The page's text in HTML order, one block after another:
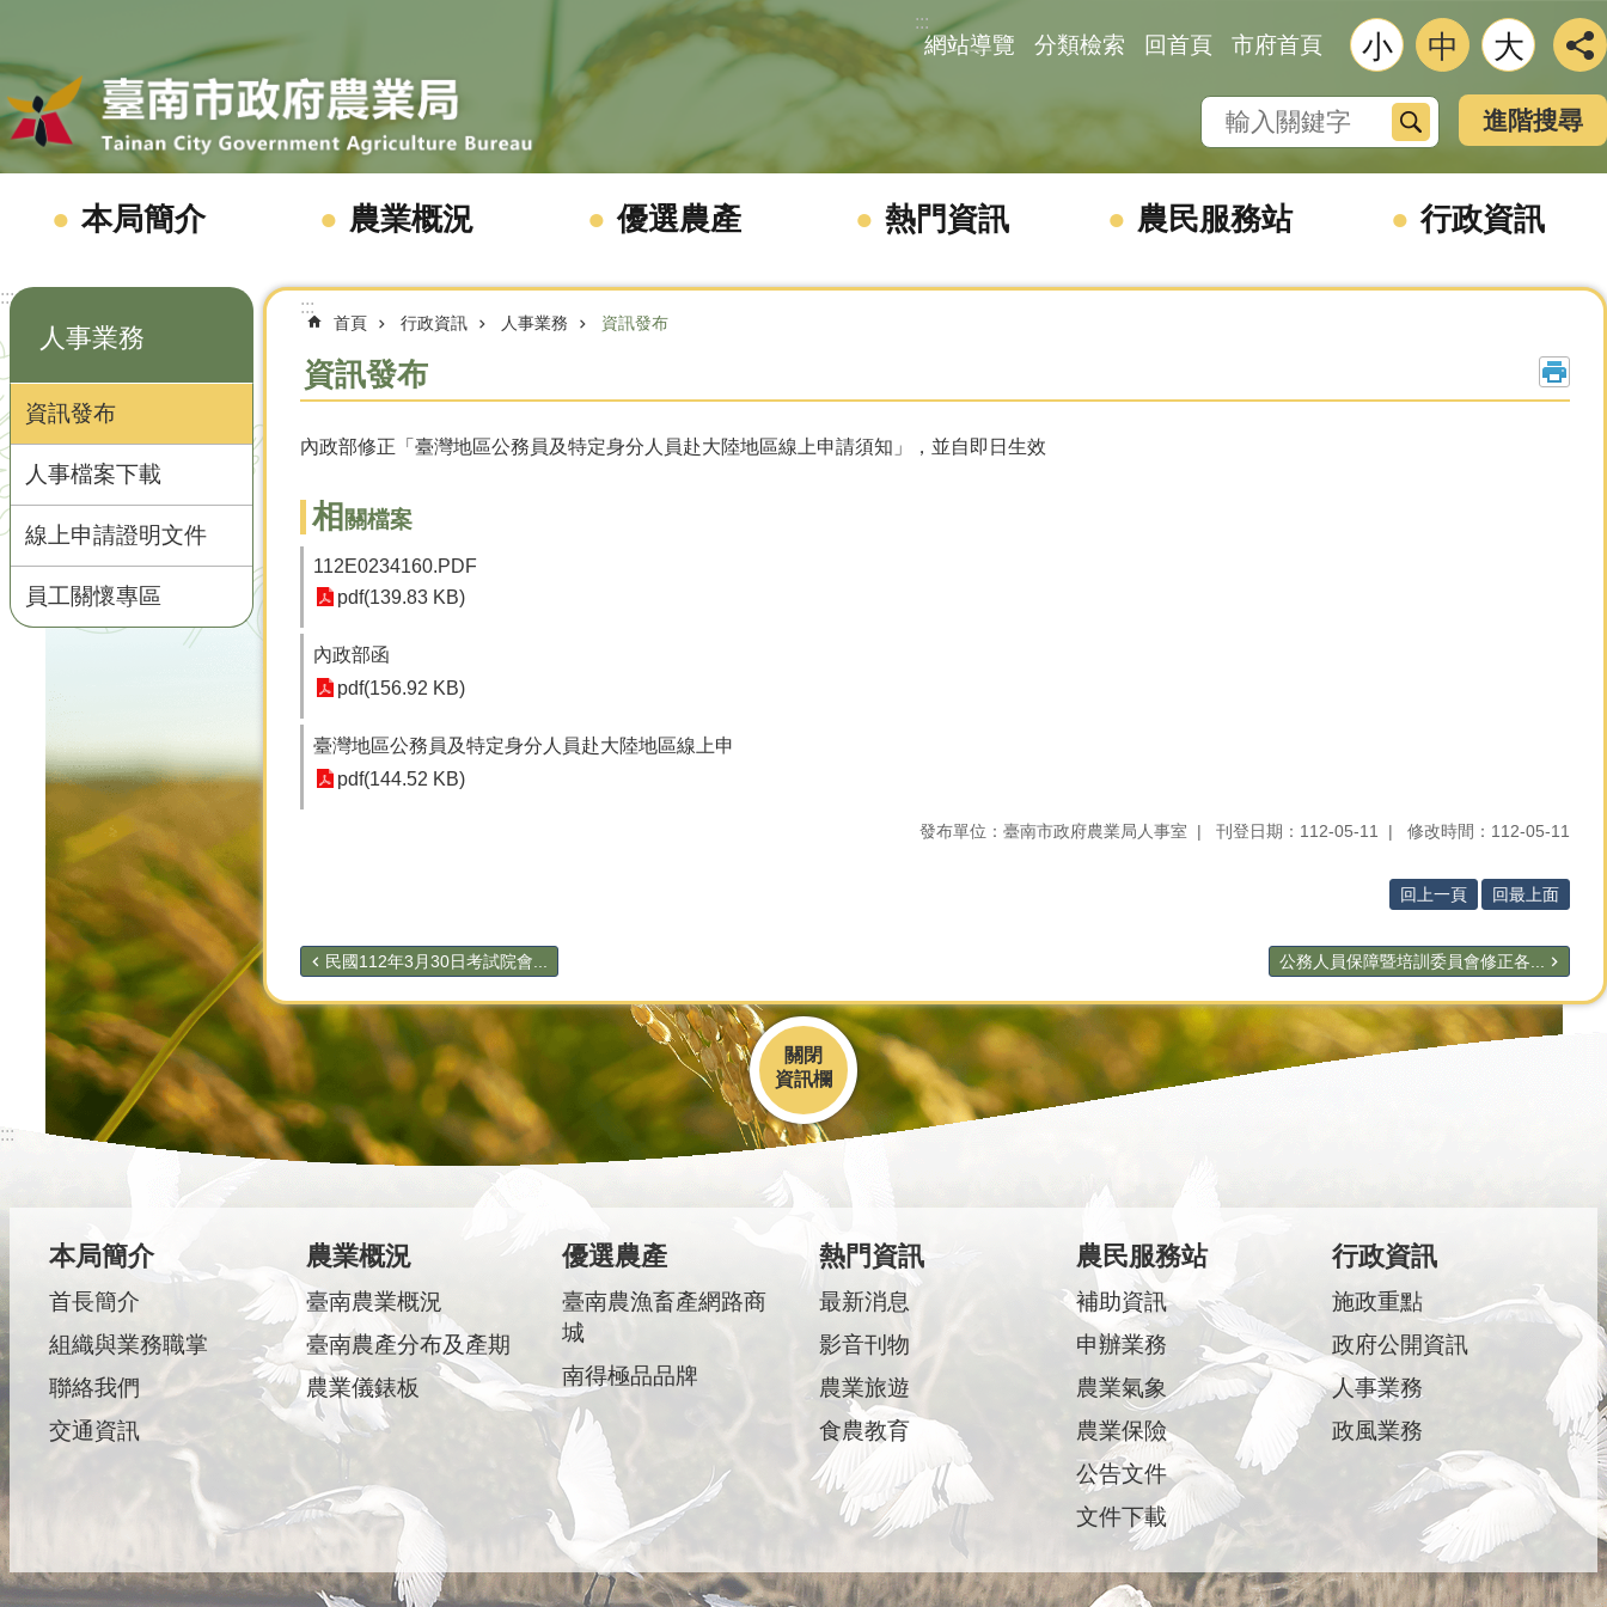
:::
網站導覽 分類檢索 回首頁 市府首頁 小 中 大
搜尋 進階搜尋
本局簡介 農業概況 優選農產 熱門資訊 農民服務站 行政資訊
:::
人事業務
資訊發布
人事檔案下載
線上申請證明文件
員工關懷專區
:::
首頁 行政資訊 人事業務 資訊發布
資訊發布
內政部修正「臺灣地區公務員及特定身分人員赴大陸地區線上申請須知」，並自即日生效
相 關檔案
112E0234160.PDF
pdf(139.83 KB)
內政部函
pdf(156.92 KB)
臺灣地區公務員及特定身分人員赴大陸地區線上申
pdf(144.52 KB)
發布單位：臺南市政府農業局人事室 刊登日期：112-05-11 修改時間：112-05-11
回上一頁 回最上面
民國112年3月30日考試院會... 公務人員保障暨培訓委員會修正各...
關閉
:::
本局簡介
首長簡介
組織與業務職掌
聯絡我們
交通資訊
農業概況
臺南農業概況
臺南農產分布及產期
農業儀錶板
優選農產
臺南農漁畜產網路商
城
南得極品品牌
熱門資訊
最新消息
影音刊物
農業旅遊
食農教育
農民服務站
補助資訊
申辦業務
農業氣象
農業保險
公告文件
文件下載
行政資訊
施政重點
政府公開資訊
人事業務
政風業務